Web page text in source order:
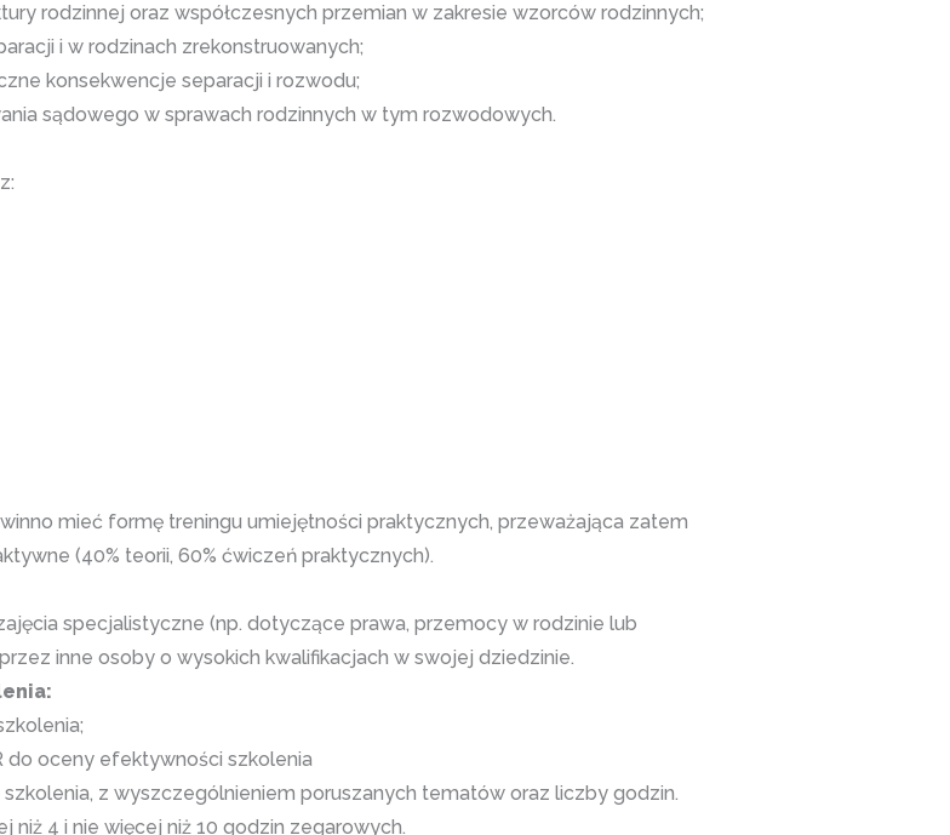
rodzinnej oraz współczesnych przemian w zakresie wzorców rodzinnych;
i w rodzinach zrekonstruowanych;
konsekwencje separacji i rozwodu;
sądowego w sprawach rodzinnych w tym rozwodowych.
mieć formę treningu umiejętności praktycznych, przeważająca zatem
(40% teorii, 60% ćwiczeń praktycznych).
specjalistyczne (np. dotyczące prawa, przemocy w rodzinie lub
inne osoby o wysokich kwalifikacjach w swojej dziedzinie.
do oceny efektywności szkolenia
z wyszczególnieniem poruszanych tematów oraz liczby godzin.
niż 4 i nie więcej niż 10 godzin zegarowych.